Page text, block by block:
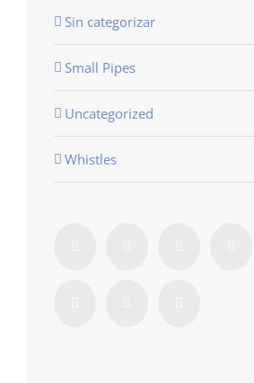
Sin categorizar
Small Pipes
Uncategorized
Whistles